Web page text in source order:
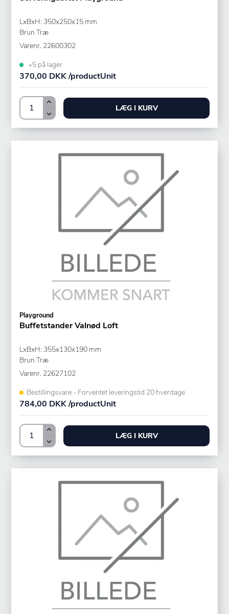
LxBxH: 350x250x15 mm
Brun Træ
Varenr. 22600302
+5 på lager
370,00 DKK /productUnit
LÆG I KURV
Playground
Buffetstander Valnød Loft
LxBxH: 355x130x190 mm
Brun Træ
Varenr. 22627102
Bestillingsvare - Forventet leveringstid 20 hverdage
784,00 DKK /productUnit
LÆG I KURV